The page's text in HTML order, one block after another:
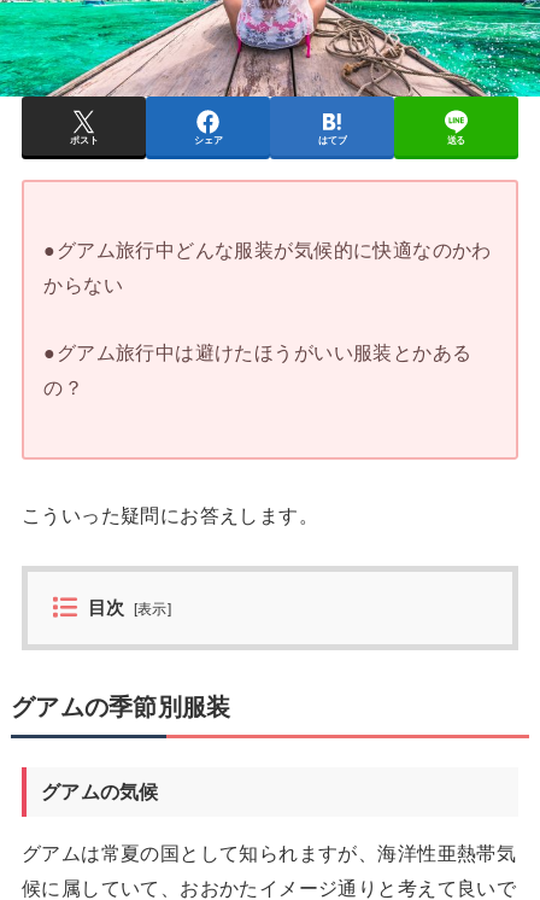
ポスト シェア はてブ 送る
●グアム旅行中どんな服装が気候的に快適なのかわ
からない
●グアム旅行中は避けたほうがいい服装とかある
の？
こういった疑問にお答えします。
目次 [表示]
グアムの季節別服装
グアムの気候
グアムは常夏の国として知られますが、海洋性亜熱帯気
候に属していて、おおかたイメージ通りと考えて良いで